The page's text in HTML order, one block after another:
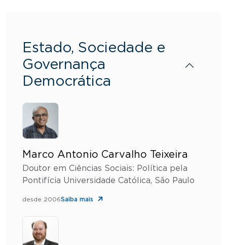
Estado, Sociedade e
Governança
Democrática
Marco Antonio Carvalho Teixeira
Doutor em Ciências Sociais: Política pela
Pontifícia Universidade Católica, São Paulo
desde 2006Saiba mais